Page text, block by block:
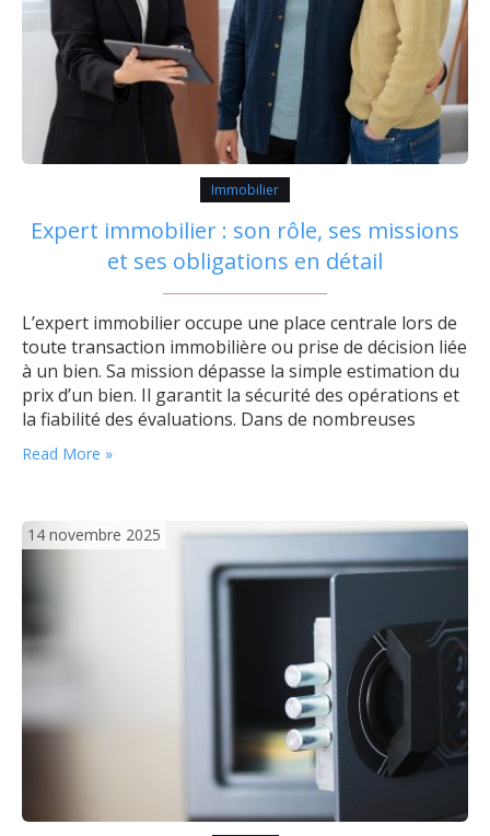
Immobilier
Expert immobilier : son rôle, ses missions
et ses obligations en détail
L’expert immobilier occupe une place centrale lors de
toute transaction immobilière ou prise de décision liée
à un bien. Sa mission dépasse la simple estimation du
prix d’un bien. Il garantit la sécurité des opérations et
la fiabilité des évaluations. Dans de nombreuses
situations, il devient indispensable de recourir à cette
expertise, que ce soit pour vendre, acheter ou gérer…
Read More »
14 novembre 2025